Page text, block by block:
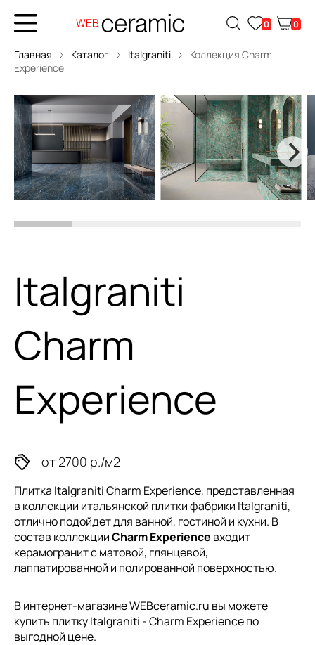
0 0
Главная Каталог Italgraniti
Коллекция Charm
Experience
Italgraniti
Charm
Experience
от 2700 р./м2
Плитка Italgraniti Charm Experience, представленная
в коллекции итальянской плиткифабрики Italgraniti,
отлично подойдет для ванной, гостиной и кухни. В
состав коллекцииCharm Experience входит
керамогранит с матовой, глянцевой,
лаппатированной и полированной поверхностью.
В интернет-магазине WEBceramic.ru вы можете
купить плитку Italgraniti - Charm Experience по
выгодной цене.